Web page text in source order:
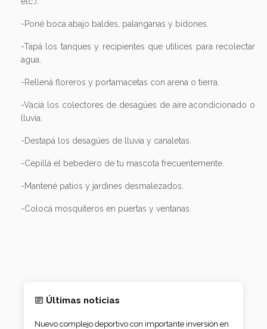
-Poné boca abajo baldes, palanganas y bidones.
-Tapá los tanques y recipientes que utilices para recolectar
agua.
-Rellená floreros y portamacetas con arena o tierra.
-Vaciá los colectores de desagües de aire acondicionado o
lluvia.
-Destapá los desagües de lluvia y canaletas.
-Cepillá el bebedero de tu mascota frecuentemente.
-Mantené patios y jardines desmalezados.
-Colocá mosquiteros en puertas y ventanas.
Últimas noticias
Nuevo complejo deportivo con importante inversión en